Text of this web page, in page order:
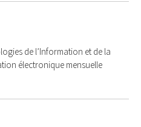
de l’Information et de la
électronique mensuelle